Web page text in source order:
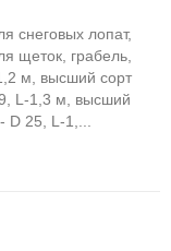
снеговых лопат,
щеток, грабель,
м, высший сорт
L-1,3 м, высший
25, L-1,...